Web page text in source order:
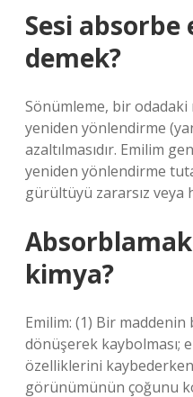
Sesi
demek?
Sönümleme, bir odadaki
yeniden yönlendirme
azaltılmasıdır. Emilim
yeniden yönlendirme
gürültüyü zararsız veya
kimya?
Emilim: (1) Bir
dönüşerek kaybolması;
özelliklerini
görünümünün çoğunu